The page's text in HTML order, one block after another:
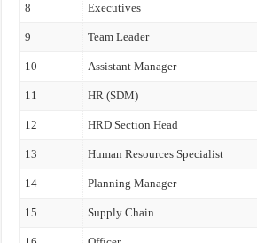
8 Executives
9 Team Leader
10 Assistant Manager
11 HR (SDM)
12 HRD Section Head
13 Human Resources Specialist
14 Planning Manager
15 Supply Chain